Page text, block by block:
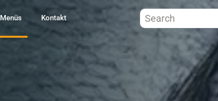
Menüs Kontakt